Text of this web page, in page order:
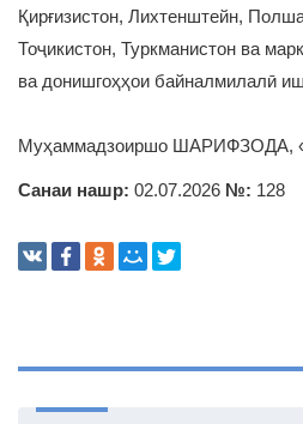
Қирғизистон, Лихтенштейн,
Тоҷикистон, Туркманистон ва
ва донишгоҳҳои байналмилалӣ
Муҳаммадзоиршо ШАРИФЗОДА,
Санаи нашр: 02.07.2026 №: 128